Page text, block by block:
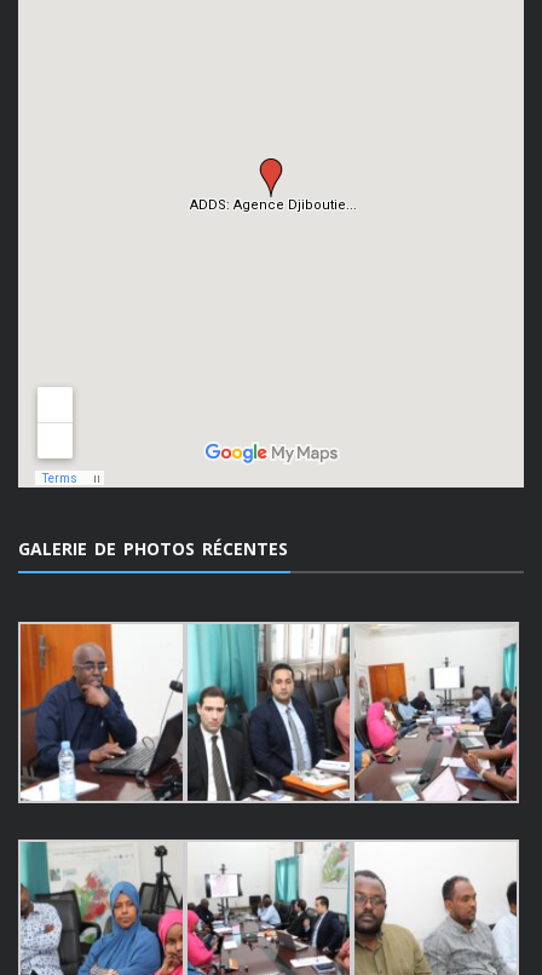
GALERIE DE PHOTOS RÉCENTES